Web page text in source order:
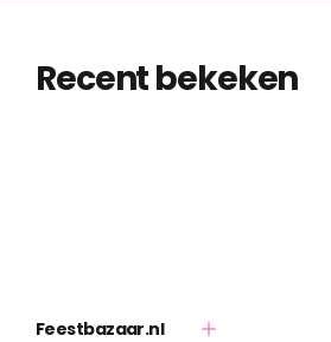
Recent bekeken
Feestbazaar.nl